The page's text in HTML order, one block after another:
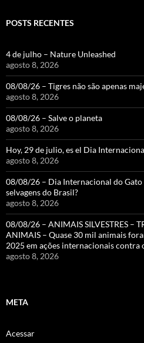
POSTS RECENTES
4 de julho – Nature Unleashed
agosto 8, 2026
08/08/26 – Tigres não são apenas
agosto 8, 2026
08/08/26 – Salve o planeta
agosto 8, 2026
Hoy, 29 de julio, es el Dia
agosto 8, 2026
08/08/26 – Dia Internacional do Gato
selvagens do Brasil?
agosto 8, 2026
08/08/26 – ANIMAIS SILVESTRES –
ANIMAIS – Quase 30 mil animais
2025 em ações internacionais contra
agosto 8, 2026
META
Acessar